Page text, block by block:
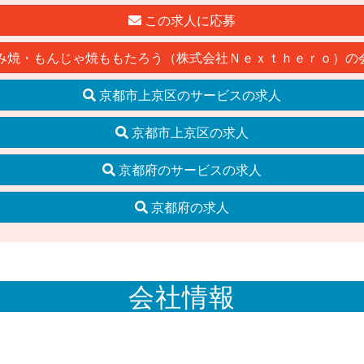
この求人に応募
焼・もんじゃ焼ももたろう（株式会社Ｎｅｘｔｈｅｒｏ）の
京都市上京区のサービスの求人
京都市上京区の求人
京都府のサービスの求人
京都府の求人
会社情報